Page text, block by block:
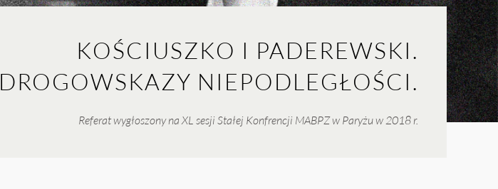
KOŚCIUSZKO I PADEREWSKI.
DROGOWSKAZY NIEPODLEGŁOŚCI.
Referat wygłoszony na XL sesji Stałej Konfrencji MABPZ w Paryżu w 2018 r.